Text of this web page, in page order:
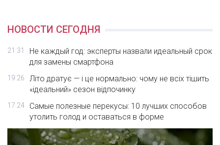
НОВОСТИ СЕГОДНЯ
21:31
Не каждый год: эксперты назвали идеальный срок
для замены смартфона
19:26
Літо дратує — і це нормально: чому не всіх тішить
«ідеальний» сезон відпочинку
17:24
Самые полезные перекусы: 10 лучших способов
утолить голод и оставаться в форме